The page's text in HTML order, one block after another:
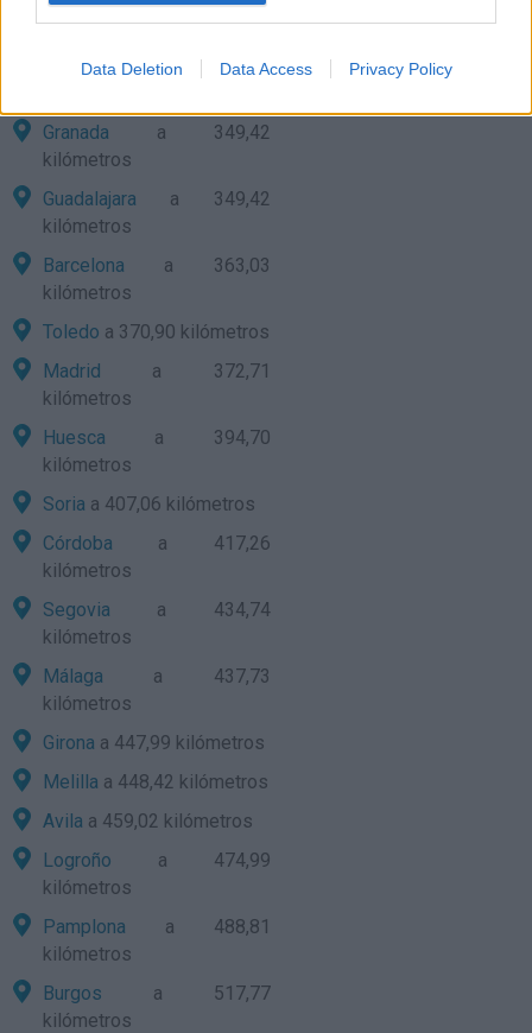
Data Deletion Data Access Privacy Policy
Lleidaa 339,96 kilómetros
Zaragoza a 346,91
Granada a 349,42
kilómetros
Guadalajara a 349,42
kilómetros
Barcelona a 363,03
kilómetros
Toledo a 370,90 kilómetros
Madrid a 372,71
kilómetros
Huesca a 394,70
kilómetros
Soria a 407,06 kilómetros
Córdoba a 417,26
kilómetros
Segovia a 434,74
kilómetros
Málaga a 437,73
kilómetros
Girona a 447,99 kilómetros
Melilla a 448,42 kilómetros
Avila a 459,02 kilómetros
Logroño a 474,99
kilómetros
Pamplona a 488,81
kilómetros
Burgos a 517,77
kilómetros